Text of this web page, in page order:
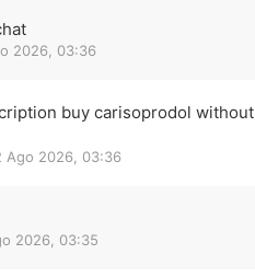
2026, 03:36
buy carisoprodol without
Ago 2026, 03:36
2026, 03:35